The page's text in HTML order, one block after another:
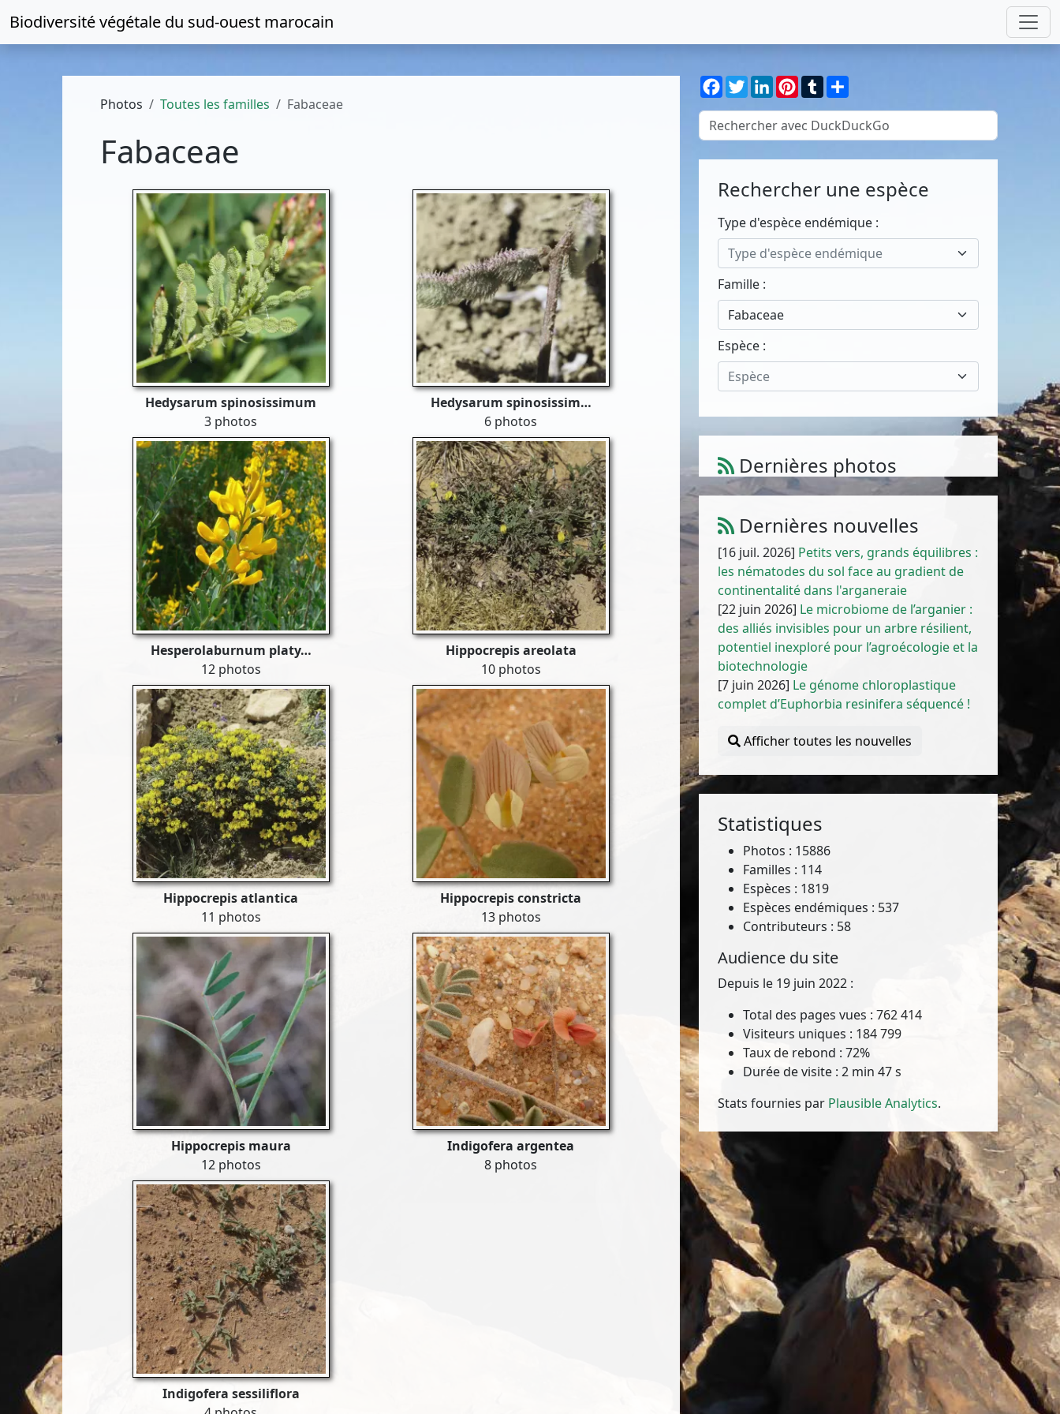
Biodiversité végétale du sud-ouest marocain
Photos Toutes les familles Fabaceae
Fabaceae
Hedysarum spinosissimum
3 photos
Hedysarum spinosissim…
6 photos
Hesperolaburnum platy…
12 photos
Hippocrepis areolata
10 photos
Hippocrepis atlantica
11 photos
Hippocrepis constricta
13 photos
Hippocrepis maura
12 photos
Indigofera argentea
8 photos
Indigofera sessiliflora
Facebook
TwitterLinkedInPinterest
TumblrPartager
Rechercher une espèce
Type d'espèce endémique :
Type d'espèce endémique
Famille :
Fabaceae
Espèce :
Espèce
Dernières photos
Atriplex parvifolia Lowe
Dernières nouvelles
[16 juil. 2026] Petits vers, grands équilibres :
les nématodes du sol face au gradient de
continentalité dans l'arganeraie
[22 juin 2026] Le microbiome de l’arganier :
des alliés invisibles pour un arbre résilient,
potentiel inexploré pour l’agroécologie et la
biotechnologie
[7 juin 2026] Le génome chloroplastique
complet d’Euphorbia resinifera séquencé !
Afficher toutes les nouvelles
Statistiques
Photos : 15886
Familles : 114
Espèces : 1819
Espèces endémiques : 537
Contributeurs : 58
Audience du site
Depuis le 19 juin 2022 :
Total des pages vues : 762 414
Visiteurs uniques : 184 799
Taux de rebond : 72%
Durée de visite : 2 min 47 s
Stats fournies par Plausible Analytics.